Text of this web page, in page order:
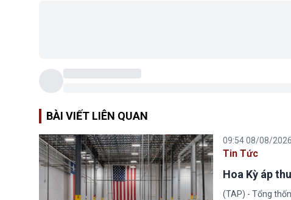
BÀI VIẾT LIÊN QUAN
09:54 08/08/2026
Tin Tức
Hoa Kỳ áp
(TAP) - Tổng